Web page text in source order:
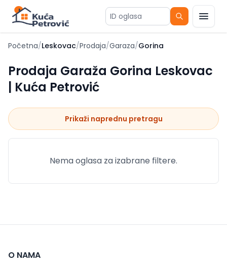
ID oglasa
Početna/Leskovac/Prodaja/Garaza/Gorina
Prodaja Garaža Gorina Leskovac
| Kuća Petrović
Prikaži naprednu pretragu
Nema oglasa za izabrane filtere.
O NAMA